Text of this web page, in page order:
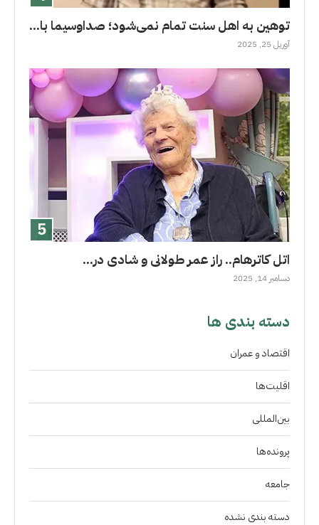
توهین به اهل سنت تمام نمی‌شود؛ صداوسیما با...
آوریل 25, 2025
اتل کاترهام.. راز عمر طولانى و شادی در...
دسامبر 14, 2025
دسته بندی ها
اقتصاد و عمران
اقلیت‌ها
بین‌المللی
پرونده‌ها
جامعه
دسته بندی نشده